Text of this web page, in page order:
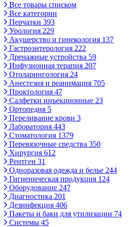
Все товары списком
Все категории
Перчатки 393
Урология 229
Акушерство и гинекология 137
Гастроэнтерология 222
Дренажные устройства 59
Инфузионная терапия 207
Отоларингология 24
Анестезия и реанимация 705
Проктология 47
Салфетки инъекционные 23
Ортопедия 5
Переливание крови 3
Лаборатория 443
Стоматология 1379
Перевязочные средства 350
Хирургия 612
Рентген 31
Одноразовая одежда и белье 244
Гигиеническая продукция 124
Оборудование 247
Диагностика 201
Дезинфекция 406
Пакеты и баки для утилизации 74
Системы 45